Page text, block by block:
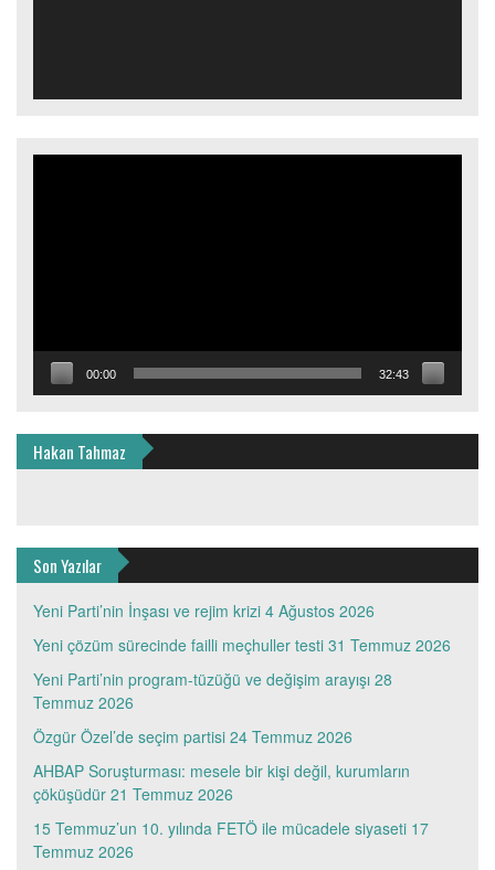
00:00 32:43
Hakan Tahmaz
Son Yazılar
Yeni Parti’nin İnşası ve rejim krizi 4 Ağustos 2026
Yeni çözüm sürecinde failli meçhuller testi 31 Temmuz 2026
Yeni Parti’nin program-tüzüğü ve değişim arayışı 28
Temmuz 2026
Özgür Özel’de seçim partisi 24 Temmuz 2026
AHBAP Soruşturması: mesele bir kişi değil, kurumların
çöküşüdür 21 Temmuz 2026
15 Temmuz’un 10. yılında FETÖ ile mücadele siyaseti 17
Temmuz 2026